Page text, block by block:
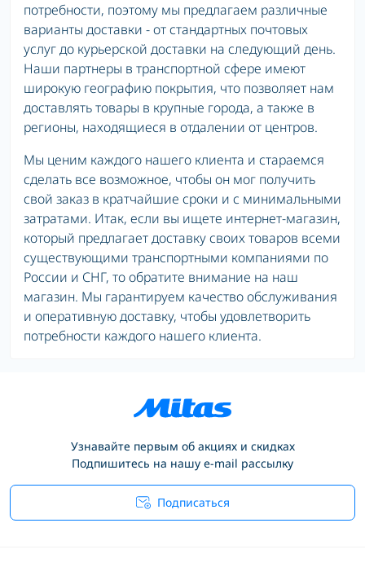
потребности, поэтому мы предлагаем различные
варианты доставки - от стандартных почтовых
услуг до курьерской доставки на следующий день.
Наши партнеры в транспортной сфере имеют
широкую географию покрытия, что позволяет нам
доставлять товары в крупные города, а также в
регионы, находящиеся в отдалении от центров.
Мы ценим каждого нашего клиента и стараемся
сделать все возможное, чтобы он мог получить
свой заказ в кратчайшие сроки и с минимальными
затратами. Итак, если вы ищете интернет-магазин,
который предлагает доставку своих товаров всеми
существующими транспортными компаниями по
России и СНГ, то обратите внимание на наш
магазин. Мы гарантируем качество обслуживания
и оперативную доставку, чтобы удовлетворить
потребности каждого нашего клиента.
Узнавайте первым об акциях и скидках
Подпишитесь на нашу e-mail рассылку
Подписаться